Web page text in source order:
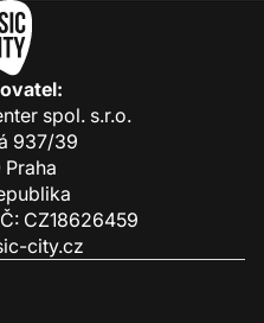
spol. s.r.o.
937/39
Praha
CZ18626459
city.cz